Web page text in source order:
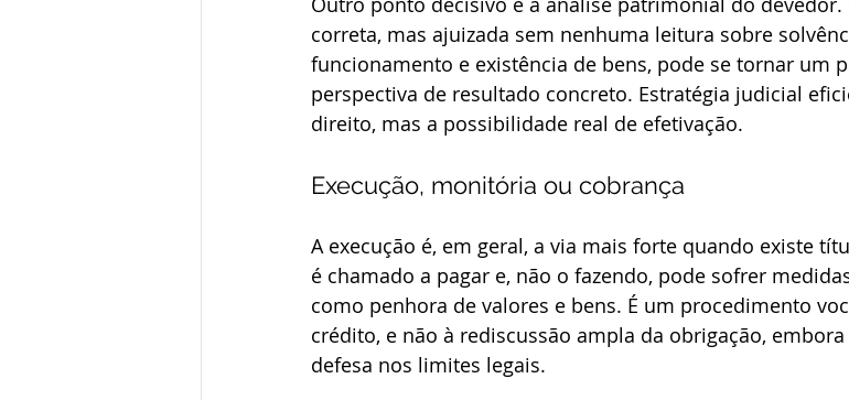
correta, mas ajuizada sem nenhuma leitura sobre
funcionamento e existência de bens, pode se tornar um
perspectiva de resultado concreto. Estratégia judicial
direito, mas a possibilidade real de efetivação.
Execução, monitória ou cobrança
A execução é, em geral, a via mais forte quando existe
é chamado a pagar e, não o fazendo, pode sofrer
como penhora de valores e bens. É um procedimento
crédito, e não à rediscussão ampla da obrigação,
defesa nos limites legais.